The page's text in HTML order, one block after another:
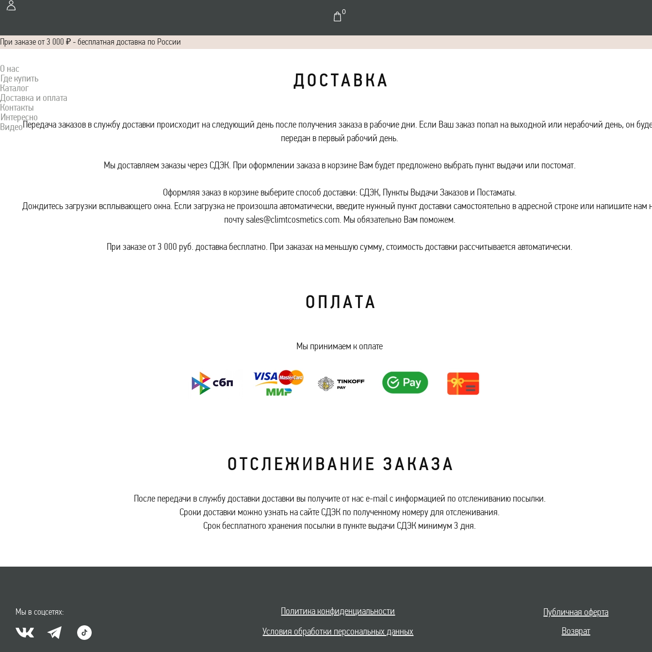
0
О нас
Где купить
Каталог
Доставка и оплата
Контакты
Интересно
Видео
При заказе от 3 000 ₽ - бесплатная доставка по России
Д О С Т А В К А
Передача заказов в службу доставки происходит на следующий день после получения заказа в рабочие дни. Если Ваш заказ попал на выходной или нерабочий день, он
передан в первый рабочий день.
Мы доставляем заказы через СДЭК. При оформлении заказа в корзине Вам будет предложено выбрать пункт выдачи или постомат.
Оформляя заказ в корзине выберите способ доставки: СДЭК, Пункты Выдачи Заказов и Постаматы.
Дождитесь загрузки всплывающего окна. Если загрузка не произошла автоматически, введите нужный пункт доставки самостоятельно в адресной строке или напишите нам
почту sales@climtcosmetics.com. Мы обязательно Вам поможем.
При заказе от 3 000 руб. доставка бесплатно. При заказах на меньшую сумму, стоимость доставки рассчитывается автоматически.
О П Л А Т А
Мы принимаем к оплате
О Т С Л Е Ж И В А Н И Е З А К А З А
После передачи в службу доставки доставки вы получите от нас e-mail с информацией по отслеживанию посылки.
Сроки доставки можно узнать на сайте СДЭК по полученному номеру для отслеживания.
Срок бесплатного хранения посылки в пункте выдачи СДЭК минимум 3 дня.
Мы в соцсетях:
Политика конфиденциальности
Условия обработки персональных данных
Публичная оферта
Возврат